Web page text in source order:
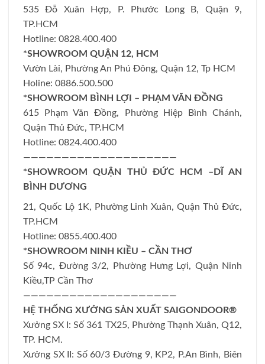
535 Đỗ Xuân Hợp, P. Phước Long B, Quận 9,
TP.HCM
Hotline: 0828.400.400
*SHOWROOM QUẬN 12, HCM
Vườn Lài, Phường An Phú Đông, Quận 12, Tp HCM
Holine: 0886.500.500
*SHOWROOM BÌNH LỢI – PHẠM VĂN ĐỒNG
615 Phạm Văn Đồng, Phường Hiệp Bình Chánh,
Quận Thủ Đức, TP.HCM
Hotline: 0824.400.400
————————————————————
*SHOWROOM QUẬN THỦ ĐỨC HCM –DĨ AN
BÌNH DƯƠNG
21, Quốc Lộ 1K, Phường Linh Xuân, Quận Thủ Đức,
TP.HCM
Hotline: 0855.400.400
*SHOWROOM NINH KIỀU – CẦN THƠ
Số 94c, Đường 3/2, Phường Hưng Lợi, Quận Ninh
Kiều,TP Cần Thơ
————————————————————
HỆ THỐNG XƯỞNG SẢN XUẤT SAIGONDOOR®
Xưởng SX I: Số 361 TX25, Phường Thạnh Xuân, Q12,
TP. HCM.
Xưởng SX II: Số 60/3 Đường 9, KP2, P.An Bình, Biên